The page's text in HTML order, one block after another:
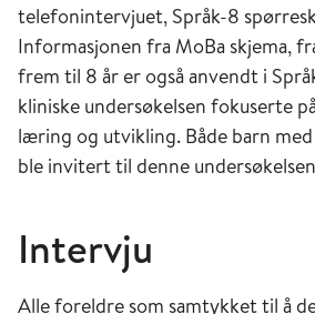
telefonintervjuet, Språk-8
Informasjonen fra MoBa skjema,
frem til 8 år er også anvendt i
kliniske undersøkelsen fokuserte
læring og utvikling. Både barn
ble invitert til denne
Intervju
Alle foreldre som samtykket til å